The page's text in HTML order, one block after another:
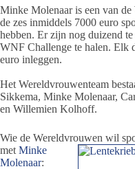
Minke Molenaar is een van
de zes inmiddels 7000 euro
hebben. Er zijn nog duizend
WNF Challenge te halen. Elk
euro inleggen.
Het Wereldvrouwenteam
Sikkema, Minke Molenaar,
en Willemien Kolhoff.
Wie de Wereldvrouwen wil
met Minke
Molenaar: